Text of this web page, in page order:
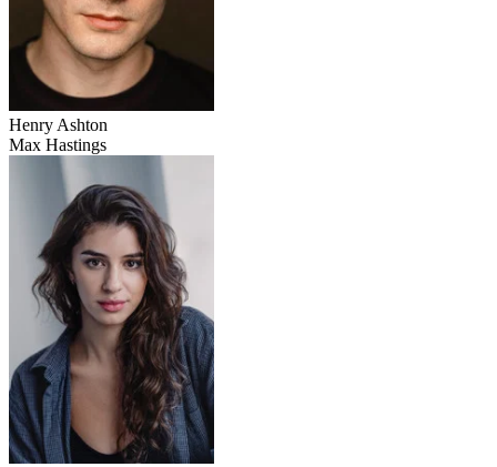
Henry Ashton
Max Hastings